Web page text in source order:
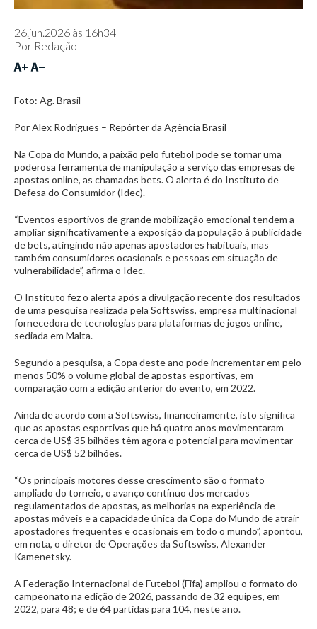
26.jun.2026 às 16h34
Por Redação
Foto: Ag. Brasil
Por Alex Rodrigues – Repórter da Agência Brasil
Na Copa do Mundo, a paixão pelo futebol pode se tornar uma
poderosa ferramenta de manipulação a serviço das empresas de
apostas online, as chamadas bets. O alerta é do Instituto de
Defesa do Consumidor (Idec).
“Eventos esportivos de grande mobilização emocional tendem a
ampliar significativamente a exposição da população à publicidade
de bets, atingindo não apenas apostadores habituais, mas
também consumidores ocasionais e pessoas em situação de
vulnerabilidade”, afirma o Idec.
O Instituto fez o alerta após a divulgação recente dos resultados
de uma pesquisa realizada pela Softswiss, empresa multinacional
fornecedora de tecnologias para plataformas de jogos online,
sediada em Malta.
Segundo a pesquisa, a Copa deste ano pode incrementar em pelo
menos 50% o volume global de apostas esportivas, em
comparação com a edição anterior do evento, em 2022.
Ainda de acordo com a Softswiss, financeiramente, isto significa
que as apostas esportivas que há quatro anos movimentaram
cerca de US$ 35 bilhões têm agora o potencial para movimentar
cerca de US$ 52 bilhões.
“Os principais motores desse crescimento são o formato
ampliado do torneio, o avanço contínuo dos mercados
regulamentados de apostas, as melhorias na experiência de
apostas móveis e a capacidade única da Copa do Mundo de atrair
apostadores frequentes e ocasionais em todo o mundo”, apontou,
em nota, o diretor de Operações da Softswiss, Alexander
Kamenetsky.
A Federação Internacional de Futebol (Fifa) ampliou o formato do
campeonato na edição de 2026, passando de 32 equipes, em
2022, para 48; e de 64 partidas para 104, neste ano.